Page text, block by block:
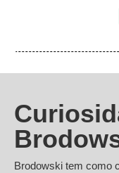
Brodowski tem como